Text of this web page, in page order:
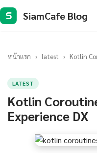
S SiamCafe Blog
หน้าแรก › latest › Kotlin
LATEST
Kotlin
Experience DX